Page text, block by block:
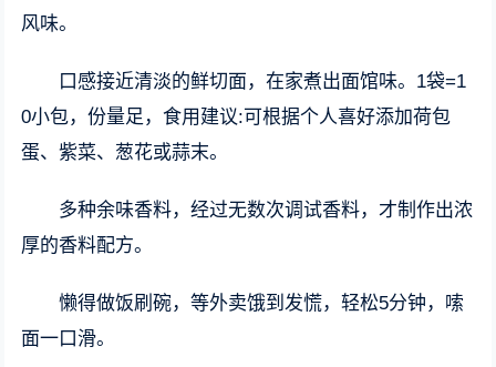
风味。
口感接近清淡的鲜切面，在家煮出面馆味。1袋=1
0小包，份量足，食用建议:可根据个人喜好添加荷包
蛋、紫菜、葱花或蒜末。
多种余味香料，经过无数次调试香料，才制作出浓
厚的香料配方。
懒得做饭刷碗，等外卖饿到发慌，轻松5分钟，嗦
面一口滑。